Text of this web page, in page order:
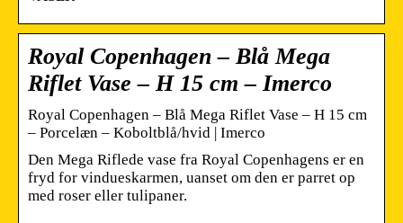
Royal Copenhagen – Blå Mega
Riflet Vase – H 15 cm – Imerco
Royal Copenhagen – Blå Mega Riflet Vase – H 15 cm
– Porcelæn – Koboltblå/hvid | Imerco
Den Mega Riflede vase fra Royal Copenhagens er en
fryd for vindueskarmen, uanset om den er parret op
med roser eller tulipaner.